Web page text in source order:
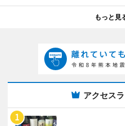
もっと見
アクセス